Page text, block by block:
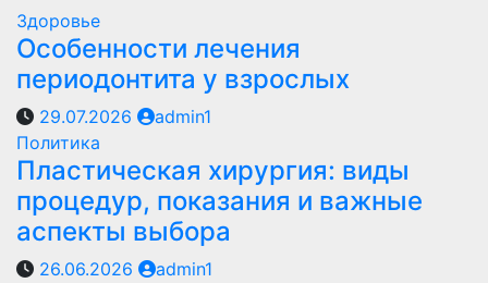
Здоровье
Особенности лечения
периодонтита у взрослых
29.07.2026
admin1
Политика
Пластическая хирургия: виды
процедур, показания и важные
аспекты выбора
26.06.2026
admin1